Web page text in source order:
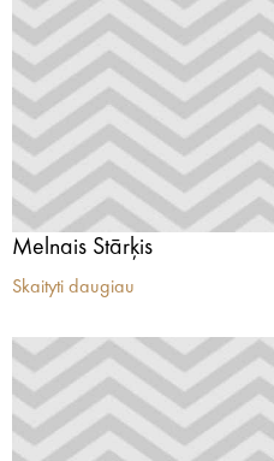
Melnais Stārķis
Skaityti daugiau